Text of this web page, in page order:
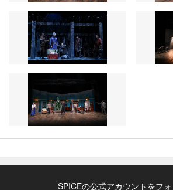
SPICEの公式アカウントをフ